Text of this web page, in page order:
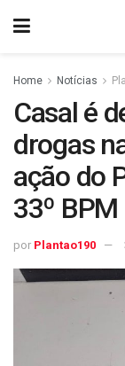
Home Notícias
Casal é
drogas
ação do
33º BPM
por Plantao190